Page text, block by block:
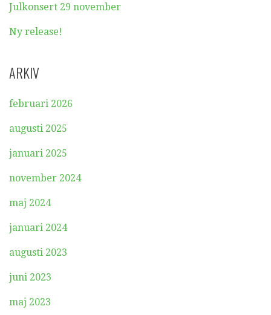
Julkonsert 29 november
Ny release!
ARKIV
februari 2026
augusti 2025
januari 2025
november 2024
maj 2024
januari 2024
augusti 2023
juni 2023
maj 2023